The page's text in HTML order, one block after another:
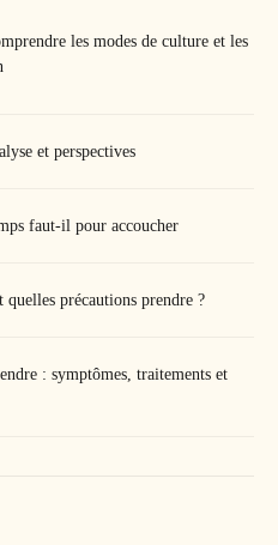
les modes de culture et les
et perspectives
faut-il pour accoucher
précautions prendre ?
: symptômes, traitements et